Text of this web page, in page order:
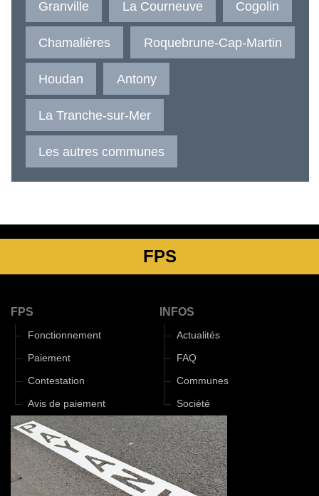
Granville La Courneuve Cogolin
Chamalières Roquebrune-Cap-Martin
Houdan Antony
La Tranche-sur-Mer
Les autres communes
FPS
FPS
Fonctionnement
Paiement
Contestation
Avis de paiement
INFOS
Actualités
FAQ
Communes
Société